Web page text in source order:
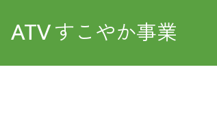
ATVすこやか事業